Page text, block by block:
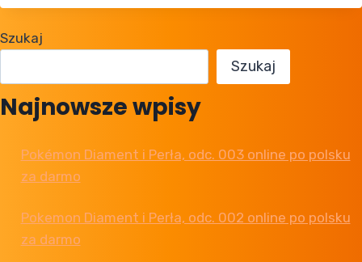
DO POKEMONÓW
Szukaj
Szukaj
Najnowsze wpisy
Pokémon Diament i Perła, odc. 003 online po polsku
za darmo
Pokemon Diament i Perła, odc. 002 online po polsku
za darmo